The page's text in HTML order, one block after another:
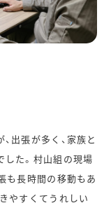
出張が多く、家族と
た。村山組の現場
も長時間の移動もあ
やすくてうれしい